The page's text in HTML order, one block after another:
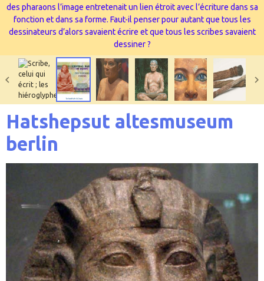
des pharaons l’image entretenait un lien étroit avec l’écriture dans sa
fonction et dans sa forme. Faut-il penser pour autant que tous les
dessinateurs d’alors savaient écrire et que tous les scribes savaient
dessiner ?
Hatshepsut altesmuseum
berlin